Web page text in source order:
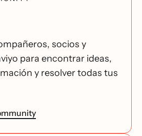
socios y
para encontrar ideas,
y resolver todas tus